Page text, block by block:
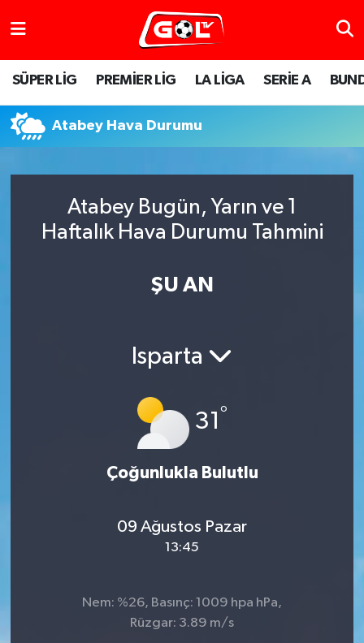
SÜPER LİG PREMİER LİG LA LİGA SERİE A
Atabey Hava Durumu
Atabey Bugün, Yarın ve 1
Haftalık Hava Durumu Tahmini
ŞU AN
Isparta
31 °
Çoğunlukla Bulutlu
09 Ağustos Pazar
13:45
Nem: %26, Basınç: 1009 hpa hPa,
Rüzgar: 3.89 m/s